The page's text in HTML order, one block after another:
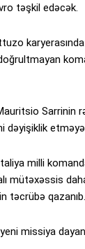
təşkil edəcək.
Sarrinin
dəyişiklik
milli
mütəxəssis
təcrübə qazanıb.
missiya